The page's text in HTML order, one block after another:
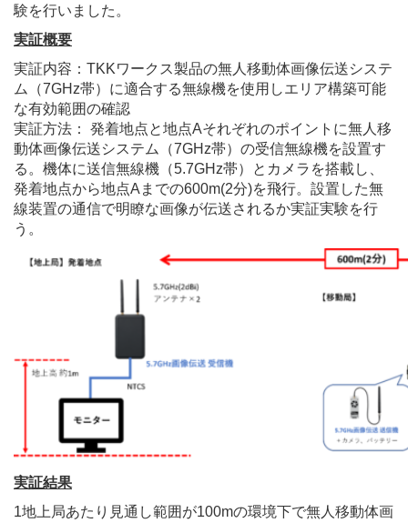
験を行いました。
実証概要
実証内容：TKKワークス製品の無人移動体画像伝送システ
ム（7GHz帯）に適合する無線機を使用しエリア構築可能
な有効範囲の確認
実証方法： 発着地点と地点Aそれぞれのポイントに無人移
動体画像伝送システム（7GHz帯）の受信無線機を設置す
る。機体に送信無線機（5.7GHz帯）とカメラを搭載し、
発着地点から地点Aまでの600m(2分)を飛行。設置した無
線装置の通信で明瞭な画像が伝送されるか実証実験を行
う。
実証結果
1地上局あたり見通し範囲が100mの環境下で無人移動体画